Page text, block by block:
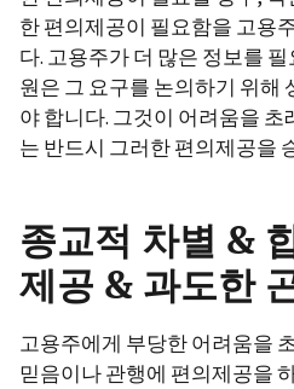
한 편의제공이 필요함을 고용
다. 고용주가 더 많은 정보를
원은 그 요구를 논의하기 위해
야 합니다. 그것이 어려움을
는 반드시 그러한 편의제공을
종교적 차별 &
제공 & 과도한
고용주에게 부당한 어려움을
믿음이나 관행에 편의제공을